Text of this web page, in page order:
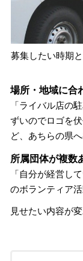
募集したい時期
場所・地域に合
「ライバル店の
ずいのでロゴを
ど、あちらの県
所属団体が複数
「自分が経営し
のボランティア
見せたい内容が